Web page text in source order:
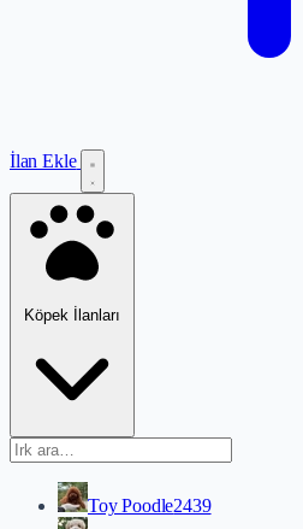
İlan Ekle
Köpek İlanları
Toy Poodle2439